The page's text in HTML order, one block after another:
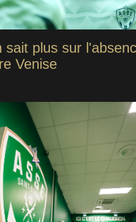
sait plus sur
Venise